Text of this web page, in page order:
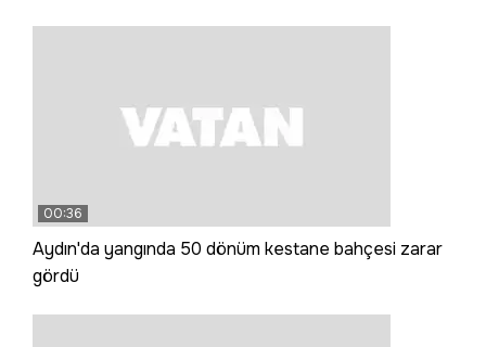
00:36
Aydın'da yangında 50 dönüm kestane bahçesi zarar
gördü